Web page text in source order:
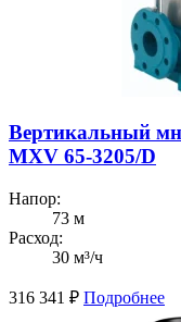
Вертикальный
MXV 65-3205/D
Напор:
73 м
Расход:
30 м³/ч
316 341 ₽ Подробнее